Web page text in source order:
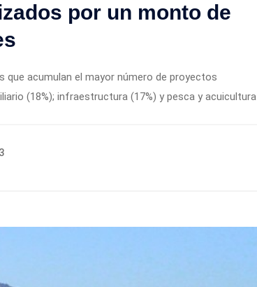
por un monto de
acumulan el mayor número de proyectos
(18%); infraestructura (17%) y pesca y acuicultura